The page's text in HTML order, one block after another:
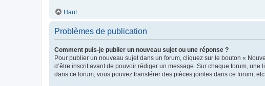
Haut
Problèmes de publication
Comment puis-je publier un nouveau sujet ou une réponse ?
Pour publier un nouveau sujet dans un forum, cliquez sur le bouton «
d’être inscrit avant de pouvoir rédiger un message. Sur chaque forum,
dans ce forum, vous pouvez transférer des pièces jointes dans ce forum, etc.